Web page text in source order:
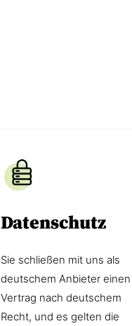
Datenschutz
Sie schließen mit uns als
deutschem Anbieter einen
Vertrag nach deutschem
Recht, und es gelten die